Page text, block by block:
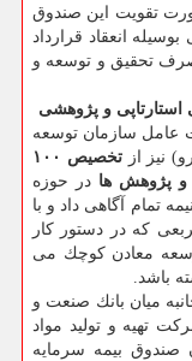
تقویت این صندوق
دولتی بوسیله انعقاد قرارداد
تحقیق و توسعه و
عامل سازمان توسعه
نیز از
تخصیص ۱۰۰
و پژوهش ها در حوزه
تمام آگاهی داد و با
كیلومتر مربعی كه در دستور كار
معادن كوچك می
باشد.
میان بانك صنعت و
تهیه و تولید مواد
صندوق بیمه سرمایه